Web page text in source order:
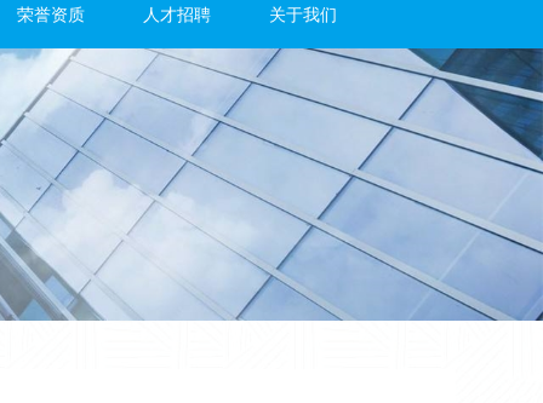
荣誉资质 人才招聘 关于我们